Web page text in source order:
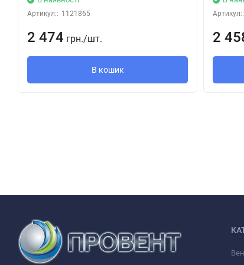
Монтажные особенности осевого вентилятора ВЕНТС
Вентилятор устанавливается непосредственно в
вентиляционной шахты.
Артикул:: 1121865
2 474 грн./шт.
В кошик
Артикул::
2